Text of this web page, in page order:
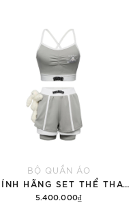
BỘ QUẦN ÁO
5.400.000₫